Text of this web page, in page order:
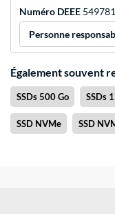
Numéro DEEE
Personne
Également souvent
SSDs 500 Go SSDs
SSD NVMe SSD